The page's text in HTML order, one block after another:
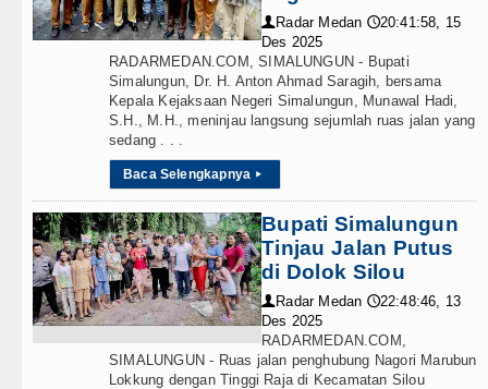
Kaprah dan Ngawur
5 Agustus 2026
di Hong Kong
TK Kemala Bhayangkari 11 Tarutung
👤 Radar Medan 🕔20:41:58, 15
Des 2025
RADARMEDAN.COM, SIMALUNGUN - Bupati
Simalungun, Dr. H. Anton Ahmad Saragih, bersama
Kepala Kejaksaan Negeri Simalungun, Munawal Hadi,
S.H., M.H., meninjau langsung sejumlah ruas jalan yang
sedang . . .
Baca Selengkapnya ▸
Bupati Simalungun
Tinjau Jalan Putus
di Dolok Silou
👤 Radar Medan 🕔22:48:46, 13
Des 2025
RADARMEDAN.COM,
SIMALUNGUN - Ruas jalan penghubung Nagori Marubun
Lokkung dengan Tinggi Raja di Kecamatan Silou